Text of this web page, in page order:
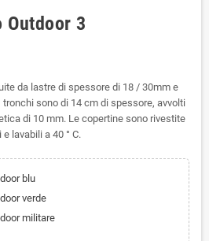
Outdoor 3
da lastre di spessore di 18 / 30mm e
tronchi sono di 14 cm di spessore, avvolti
di 10 mm. Le copertine sono rivestite
lavabili a 40 ° C.
blu
verde
militare